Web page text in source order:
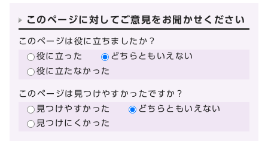
このページに対してご意見をお聞かせください
このページは役に立ちましたか？
役に立った
どちらともいえない
役に立たなかった
このページは見つけやすかったですか？
見つけやすかった
どちらともいえない
見つけにくかった